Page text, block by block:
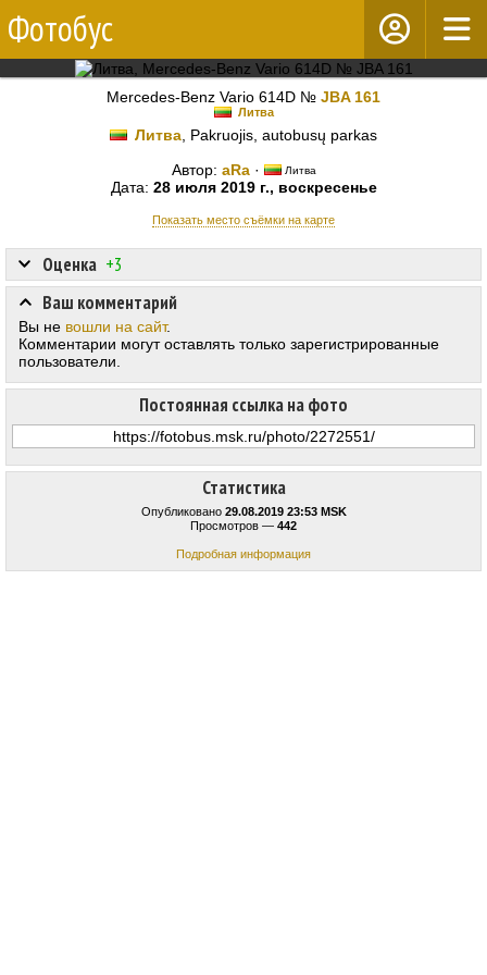
Фотобус
Mercedes-Benz Vario 614D № JBA 161
Литва
Литва , Pakruojis, autobusų parkas
Автор: aRa· Литва
Дата: 28 июля 2019 г., воскресенье
Показать место съёмки на карте
Статистика
Опубликовано 29.08.2019 23:53 MSK
Просмотров — 442
Подробная информация
Оценка +3
Постоянная ссылка на фото
Ваш комментарий
Вы не вошли на сайт.
Комментарии могут оставлять только зарегистрированные
пользователи.